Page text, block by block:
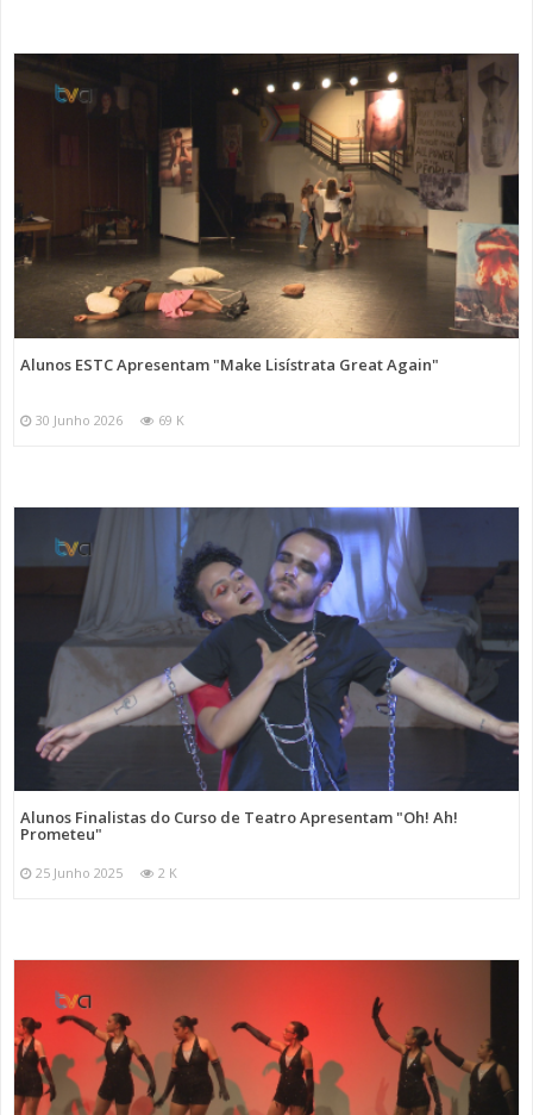
Alunos ESTC Apresentam "Make Lisístrata Great Again"
30 Junho 2026 69 K
Alunos Finalistas do Curso de Teatro Apresentam "Oh! Ah!
Prometeu"
25 Junho 2025 2 K